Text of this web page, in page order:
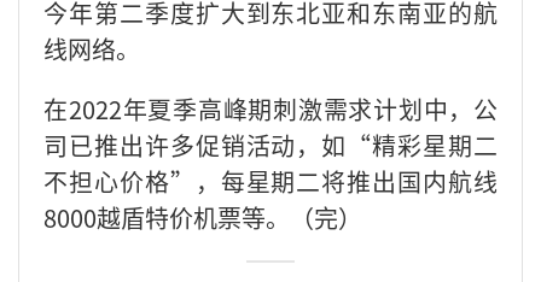
今年第二季度扩大到东北亚和东南亚的航
线网络。
在2022年夏季高峰期刺激需求计划中，公
司已推出许多促销活动，如“精彩星期二
不担心价格”，每星期二将推出国内航线
8000越盾特价机票等。（完）